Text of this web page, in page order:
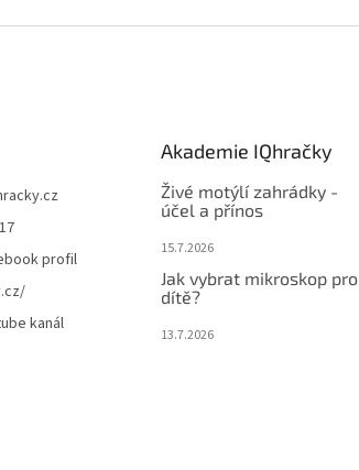
profil
kanál
Akademie IQhračky
Živé motýlí zahrádky -
účel a přínos
15.7.2026
Jak vybrat mikroskop pro
dítě?
13.7.2026